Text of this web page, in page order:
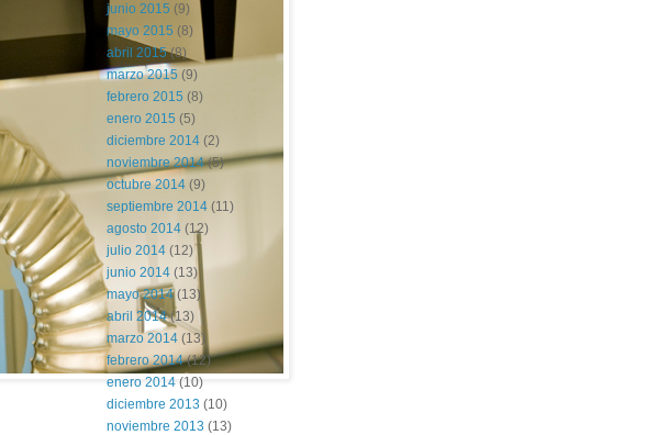
junio 2015 (9)
mayo 2015 (8)
abril 2015(8)
marzo 2015 (9)
febrero 2015 (8)
enero 2015 (5)
diciembre 2014 (2)
noviembre 2014(5)
octubre 2014 (9)
septiembre 2014 (11)
agosto 2014 (12)
julio 2014 (12)
junio 2014 (13)
mayo 2014(13)
abril 2014(13)
marzo 2014 (13)
febrero 2014(12)
enero 2014 (10)
diciembre 2013 (10)
noviembre 2013 (13)